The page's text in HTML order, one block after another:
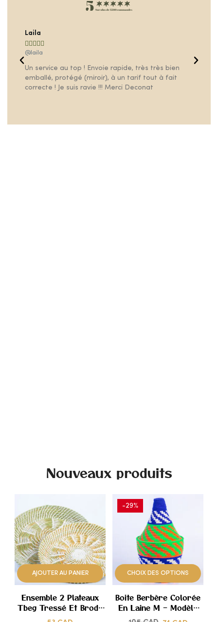
Laila
    
@laila
Un service au top ! Envoie rapide, très très bien
emballé, protégé (miroir), à un tarif tout à fait
correcte ! Je suis ravie !!! Merci Deconat
Nouveaux produits
AJOUTER AU PANIER
AJOUTER
À
MES
DE
Ensemble 2 Plateaux
Tbeg Tressé Et Brodé
À La Main – Modèle
-29%
CHOIX DES OPTIONS
AJOUTER
MES
DE
Boite Berbère Colorée
En Laine M – Modèle
Unique